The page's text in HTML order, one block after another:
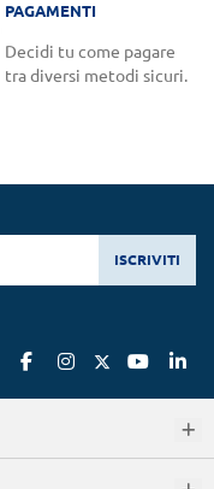
PAGAMENTI
Decidi tu come pagare
tra diversi metodi sicuri.
ISCRIVITI